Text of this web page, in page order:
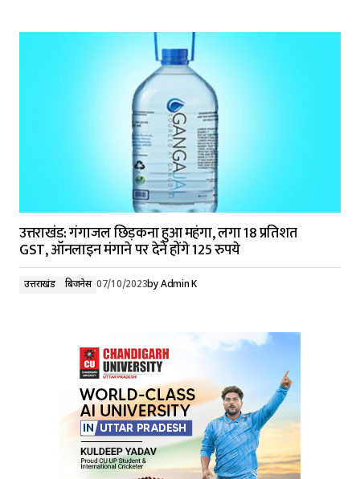
उत्तराखंड: गंगाजल छिड़कना हुआ महंगा, लगा 18 प्रतिशत
GST, ऑनलाइन मंगाने पर देने होंगे 125 रुपये
उत्तराखंड बिजनेस 07/10/2023byAdmin K